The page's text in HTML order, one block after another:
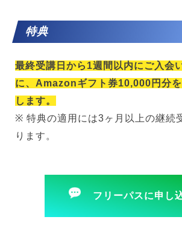
特典
最終受講日から1週間以内にご入会
に、Amazonギフト券10,000円分
します。
※ 特典の適用には3ヶ月以上の継続
ります。
フリーパスに申し